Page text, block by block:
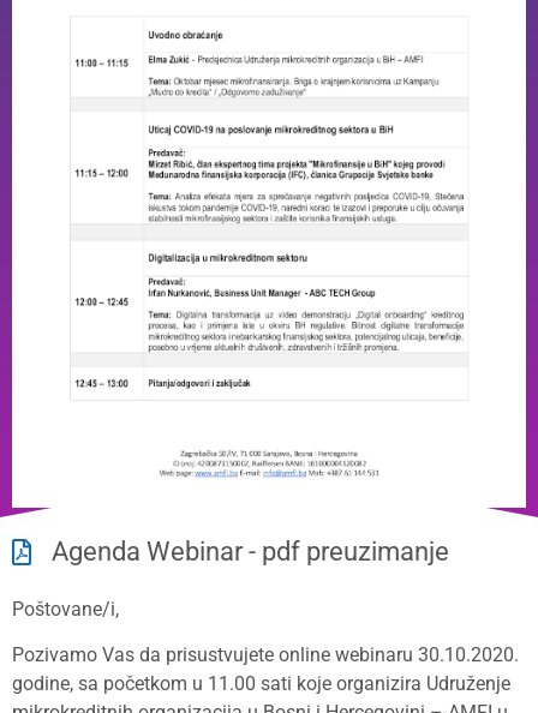
Agenda Webinar - pdf preuzimanje
Poštovane/i,
Pozivamo Vas da prisustvujete online webinaru 30.10.2020.
godine, sa početkom u 11.00 sati koje organizira Udruženje